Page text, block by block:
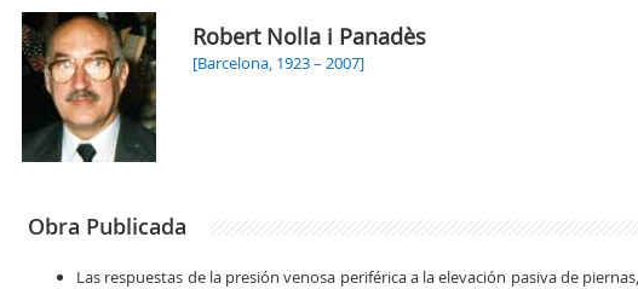
Robert Nolla i Panadès
[Barcelona, 1923 – 2007]
Obra Publicada
Las respuestas de la presión venosa periférica a la elevación pasiva de